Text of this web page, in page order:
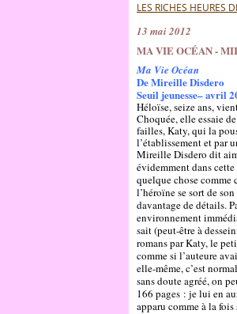
LES RICHES HEURES
13 mai 2012
MA VIE OCÉAN -
Ma Vie Océan
De Mireille Disdero
Seuil jeunesse– avril
Héloïse, seize ans,
Choquée, elle essaie
failles, Katy, qui la
l’établissement et par
Mireille Disdero dit
évidemment dans
quelque chose comme
l’héroïne se sort de
davantage de détails.
environnement
sait (peut-être à
romans par Katy, le
comme si l’auteure
elle-même, c’est
sans doute agréé, on
166 pages : je lui en
apparu comme à la